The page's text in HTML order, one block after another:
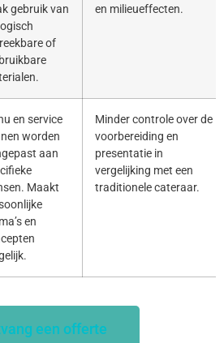
gebruik van
of
en milieueffecten.
en service
worden
aan
Maakt
en
Minder controle over de
voorbereiding en
presentatie in
vergelijking met een
traditionele cateraar.
een offerte